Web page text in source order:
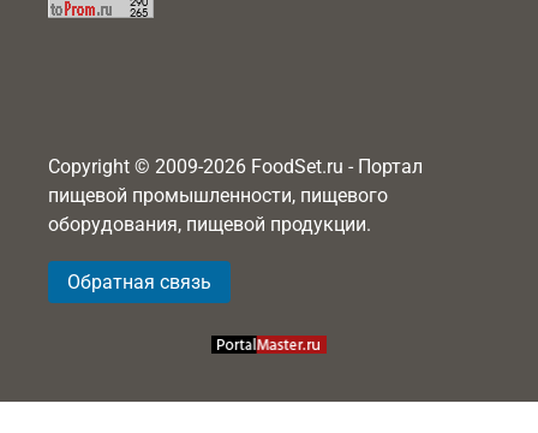
Copyright © 2009-2026 FoodSet.ru - Портал
пищевой промышленности, пищевого
оборудования, пищевой продукции.
Обратная связь